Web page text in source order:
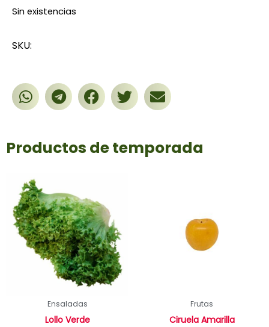
Sin existencias
SKU:
Productos de temporada
Ensaladas
Lollo Verde
Frutas
Ciruela Amarilla